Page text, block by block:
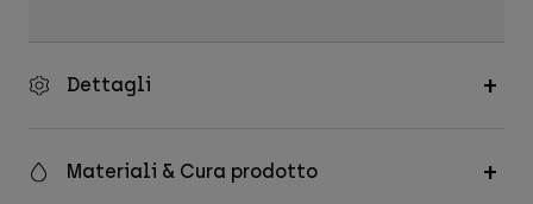
Dettagli
Materiali & Cura prodotto